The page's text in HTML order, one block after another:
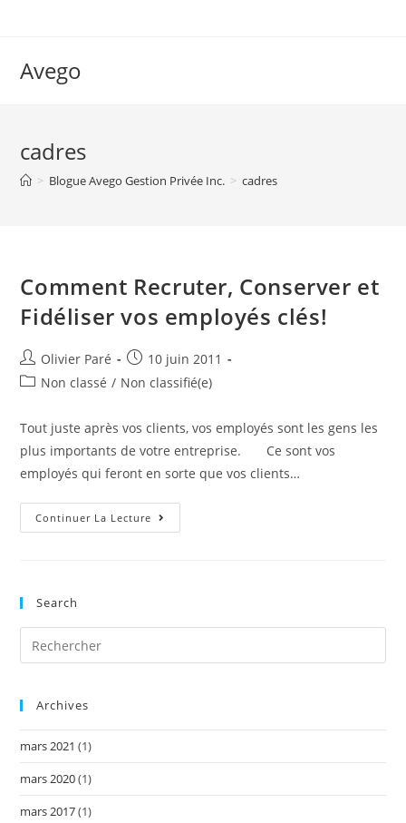
Avego
cadres
> Blogue Avego Gestion Privée Inc. > cadres
Comment Recruter, Conserver et
Fidéliser vos employés clés!
Auteur/autrice
de
Olivier Paré
Post
published:
10 juin 2011
PostNon classé / Non classifié(e)
Tout juste après vos clients, vos employés sont les gens les
plus importants de votre entreprise. Ce sont vos
employés qui feront en sorte que vos clients…
Continuer La Lecture Comment
Recruter,
Search
Archives
mars 2021 (1)
mars 2020(1)
mars 2017(1)